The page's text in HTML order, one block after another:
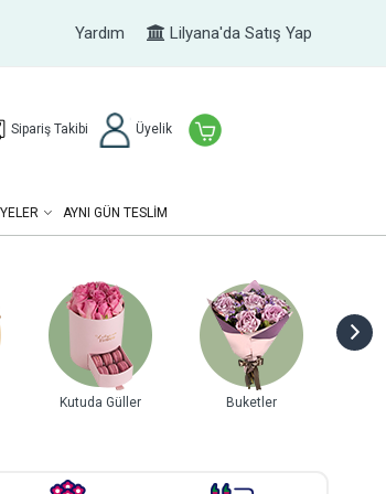
Yardım Lilyana'da Satış Yap
Sipariş Takibi Üyelik
AYNI GÜN TESLİM
Teraryumlar Orkideler